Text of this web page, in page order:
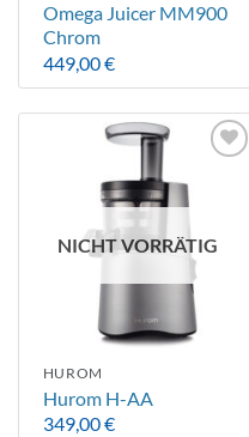
Omega Juicer MM900
Chrom
449,00€
Wunschliste
NICHT VORRÄTIG
HUROM
Hurom H-AA
349,00€